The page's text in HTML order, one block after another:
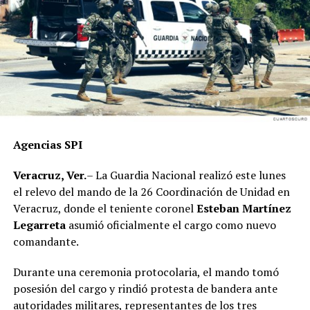
los comités de base y sumando a más ciudadanos a
nuestro proyecto político”, concluyó
Agencias SPI
Veracruz, Ver.– La Guardia Nacional realizó este lunes
el relevo del mando de la 26 Coordinación de Unidad en
Veracruz, donde el teniente coronelEsteban Martínez
Legarretaasumió oficialmente el cargo como nuevo
comandante.
Durante una ceremonia protocolaria, el mando tomó
posesión del cargo y rindió protesta de bandera ante
autoridades militares, representantes de los tres